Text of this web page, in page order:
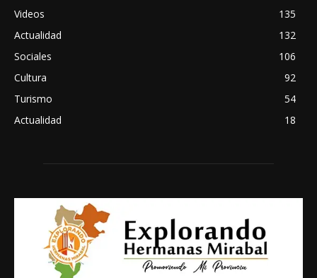
Videos
135
Actualidad
132
Sociales
106
Cultura
92
Turismo
54
Actualidad
18